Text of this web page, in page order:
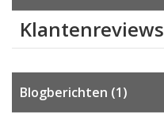
Klantenreviews
Blogberichten (1)